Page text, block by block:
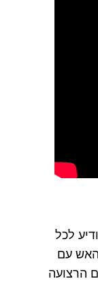
לכל
האש עם
הרצועה